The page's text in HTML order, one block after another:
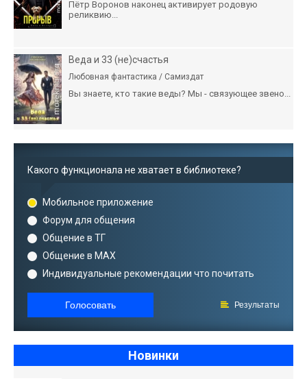
Пётр Воронов наконец активирует родовую
реликвию...
Веда и 33 (не)счастья
Любовная фантастика / Самиздат
Вы знаете, кто такие веды? Мы - связующее звено...
Какого функционала не хватает в библиотеке?
Мобильное приложение
Форум для общения
Общение в ТГ
Общение в MAX
Индивидуальные рекомендации что почитать
Голосовать Результаты
Новинки